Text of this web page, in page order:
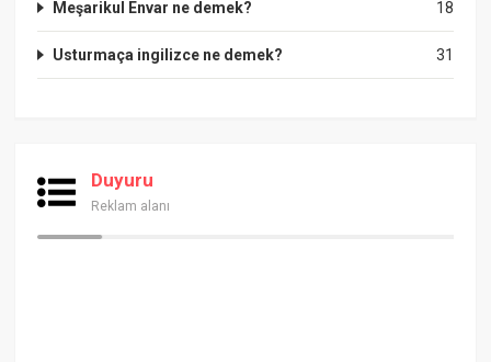
18
Meşarikul Envar ne demek?
31
Usturmaça ingilizce ne demek?
Duyuru
Reklam alanı